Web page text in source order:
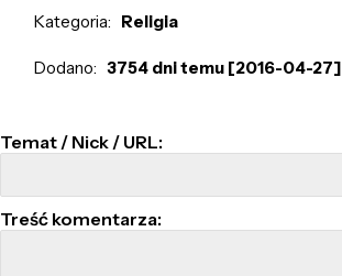
Kategoria: Religia
Dodano: 3754 dni temu [2016-04-27]
Temat / Nick / URL:
Treść komentarza: